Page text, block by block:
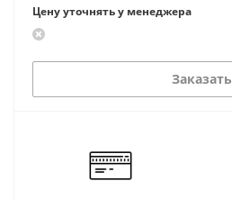
Цену уточнять у менеджера
Заказать